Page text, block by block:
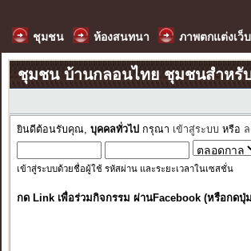
ชุมชน ห้องสนทนา ภาพตกแต่งเว็บ
ชุมชน บ้านกลอนไทย ชุมชนสำหรั
ยินดีต้อนรับคุณ, บุคคลทั่วไป กรุณา เข้าสู่ระบบ หรือ
เข้าสู่ระบบด้วยชื่อผู้ใช้ รหัสผ่าน และระยะเวลาในเซสชั่น
กด Link เพื่อร่วมกิจกรรม ผ่านFacebook (หรือกด